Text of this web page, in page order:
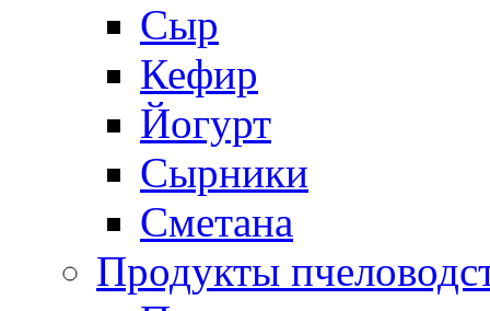
Сыр
Кефир
Йогурт
Сырники
Сметана
Продукты